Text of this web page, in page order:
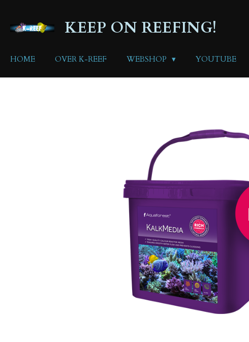
direct
naar
hoofdinhoud
KEEP ON REEFING!
HOME OVER K-REEF WEBSHOP YOUTUBE